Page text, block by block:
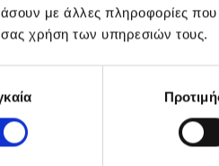
με άλλες πληροφορίες
χρήση των υπηρεσιών τους.